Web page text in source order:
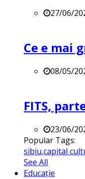
27/06/
Ce e mai
08/05/
FITS,
23/06/
Popular Tags:
sibiu,capital
See All
Educație